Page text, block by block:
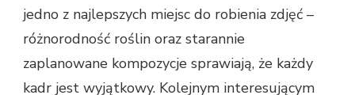
jedno z najlepszych miejsc do robienia zdjęć –
różnorodność roślin oraz starannie
zaplanowane kompozycje sprawiają, że każdy
kadr jest wyjątkowy. Kolejnym interesującym